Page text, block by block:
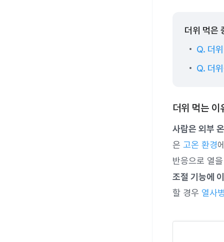
더위 먹은
Q. 더
Q. 더
더위 먹는 이
사람은 외부
은 고온 환경
반응으로 열
조절 기능에
할 경우 열사